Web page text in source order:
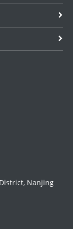
Nanjing